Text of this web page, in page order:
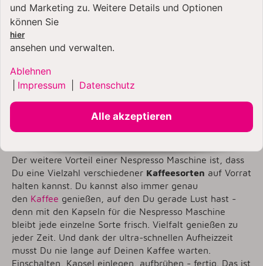
Der weitere Vorteil einer Nespresso Maschine ist, dass
Du eine Vielzahl verschiedener Kaffeesorten auf Vorrat
halten kannst. Du kannst also immer genau
den Kaffee genießen, auf den Du gerade Lust hast -
denn mit den Kapseln für die Nespresso Maschine
bleibt jede einzelne Sorte frisch. Vielfalt genießen zu
jeder Zeit. Und dank der ultra-schnellen Aufheizzeit
musst Du nie lange auf Deinen Kaffee warten.
Einschalten, Kapsel einlegen, aufbrühen - fertig. Das ist
und Marketing zu. Weitere Details und Optionen
können Sie
hier
ansehen und verwalten.
Ablehnen
Impressum Datenschutz
Alle akzeptieren